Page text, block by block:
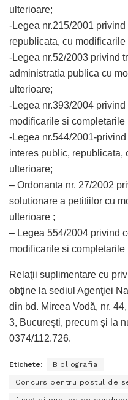
ulterioare;
-Legea nr.215/2001
republicata, cu
-Legea nr.52/2003 privind
administratia publica cu
ulterioare;
-Legea nr.393/2004
modificarile si completarile
-Legea nr.544/2001-
interes public, republicata,
ulterioare;
– Ordonanta nr. 27/2002
solutionare a petitiilor cu
ulterioare ;
– Legea 554/2004 privind
modificarile si completarile
Relaţii suplimentare cu
obţine la sediul Agenţiei
din bd. Mircea Vodă, nr.
3, Bucureşti, precum şi la
0374/112.726.
Etichete: Bibliografia
Concurs pentru postul de